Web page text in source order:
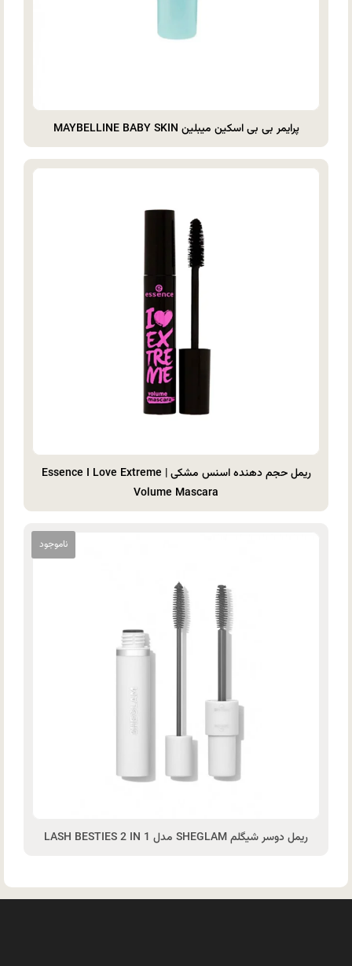
پرایمر بی بی اسکین میبلین MAYBELLINE BABY SKIN
ریمل حجم دهنده اسنس مشکی | Essence I Love Extreme
Volume Mascara
ریمل دوسر شیگلم SHEGLAM مدل LASH BESTIES 2 IN 1